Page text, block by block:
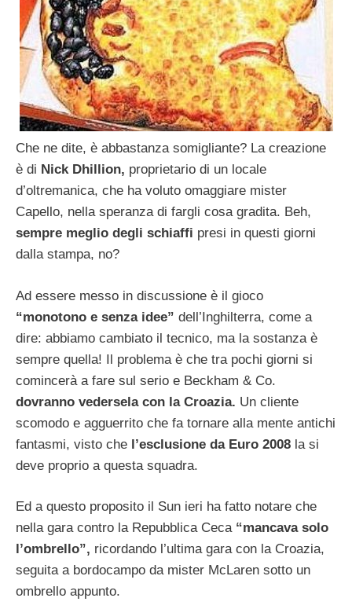
Che ne dite, è abbastanza somigliante? La creazione
è di Nick Dhillion, proprietario di un locale
d’oltremanica, che ha voluto omaggiare mister
Capello, nella speranza di fargli cosa gradita. Beh,
sempre meglio degli schiaffi presi in questi giorni
dalla stampa, no?
Ad essere messo in discussione è il gioco
“monotono e senza idee” dell’Inghilterra, come a
dire: abbiamo cambiato il tecnico, ma la sostanza è
sempre quella! Il problema è che tra pochi giorni si
comincerà a fare sul serio e Beckham & Co.
dovranno vedersela con la Croazia. Un cliente
scomodo e agguerrito che fa tornare alla mente antichi
fantasmi, visto che l’esclusione da Euro 2008 la si
deve proprio a questa squadra.
Ed a questo proposito il Sun ieri ha fatto notare che
nella gara contro la Repubblica Ceca “mancava solo
l’ombrello”, ricordando l’ultima gara con la Croazia,
seguita a bordocampo da mister McLaren sotto un
ombrello appunto.